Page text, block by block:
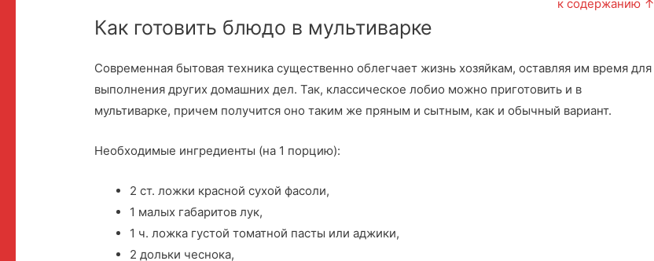
к содержанию ↑
Как готовить блюдо в мультиварке
Современная бытовая техника существенно облегчает жизнь хозяйкам, оставляя им время для
выполнения других домашних дел. Так, классическое лобио можно приготовить и в
мультиварке, причем получится оно таким же пряным и сытным, как и обычный вариант.
Необходимые ингредиенты (на 1 порцию):
2 ст. ложки красной сухой фасоли,
1 малых габаритов лук,
1 ч. ложка густой томатной пасты или аджики,
2 дольки чеснока,